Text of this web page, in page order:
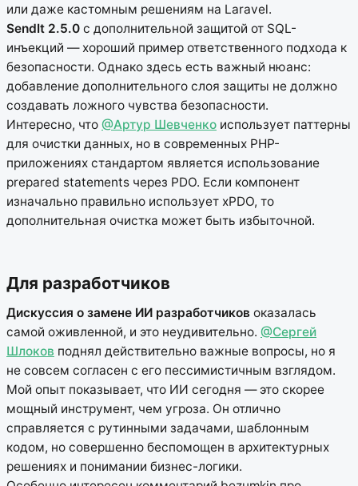
или даже кастомным решениям на Laravel.
SendIt 2.5.0 с дополнительной защитой от SQL-
инъекций — хороший пример ответственного подхода к
безопасности. Однако здесь есть важный нюанс:
добавление дополнительного слоя защиты не должно
создавать ложного чувства безопасности.
Интересно, что @Артур Шевченко использует паттерны
для очистки данных, но в современных PHP-
приложениях стандартом является использование
prepared statements через PDO. Если компонент
изначально правильно использует xPDO, то
дополнительная очистка может быть избыточной.
Для разработчиков
Дискуссия о замене ИИ разработчиков оказалась
самой оживленной, и это неудивительно. @Сергей
Шлоков поднял действительно важные вопросы, но я
не совсем согласен с его пессимистичным взглядом.
Мой опыт показывает, что ИИ сегодня — это скорее
мощный инструмент, чем угроза. Он отлично
справляется с рутинными задачами, шаблонным
кодом, но совершенно беспомощен в архитектурных
решениях и понимании бизнес-логики.